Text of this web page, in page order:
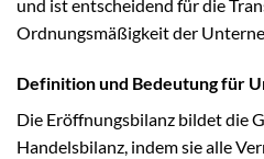
und ist entscheidend für die
Ordnungsmäßigkeit der
Definition und Bedeutung für
Die Eröffnungsbilanz bildet die
Handelsbilanz, indem sie alle